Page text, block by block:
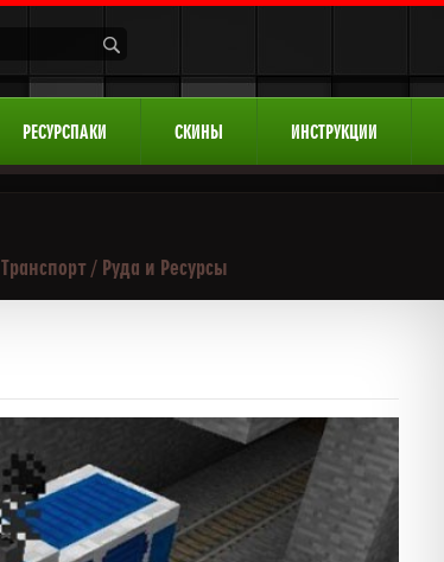
РЕСУРСПАКИ СКИНЫ ИНСТРУКЦИИ
Транспорт / Руда и Ресурсы